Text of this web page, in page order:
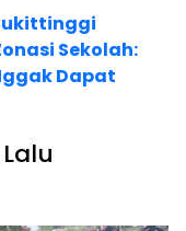
Sekolah:
Dapat